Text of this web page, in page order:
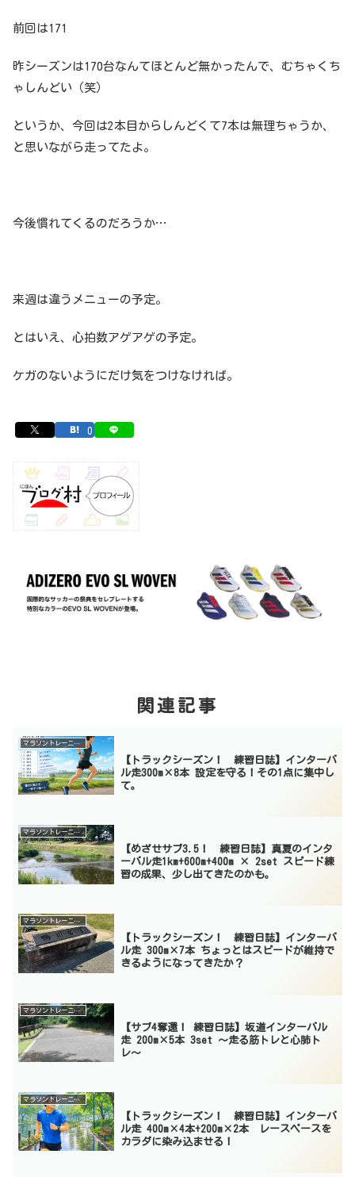
前回は171
昨シーズンは170台なんてほとんど無かったんで、むちゃくち
ゃしんどい（笑）
というか、今回は2本目からしんどくて7本は無理ちゃうか、
と思いながら走ってたよ。
今後慣れてくるのだろうか…
来週は違うメニューの予定。
とはいえ、心拍数アゲアゲの予定。
ケガのないようにだけ気をつけなければ。
0
関連記事
マラソントレーニング
【トラックシーズン！ 練習日誌】インターバ
ル走300m×8本 設定を守る！その1点に集中し
て。
マラソントレーニング
【めざせサブ3.5！ 練習日誌】真夏のインタ
ーバル走1km+600m+400m × 2set スピード練
習の成果、少し出てきたのかも。
マラソントレーニング
【トラックシーズン！ 練習日誌】インターバ
ル走 300m×7本 ちょっとはスピードが維持で
きるようになってきたか？
マラソントレーニング
【サブ4奪還！ 練習日誌】坂道インターバル
走 200m×5本 3set 〜走る筋トレと心肺ト
レ〜
マラソントレーニング
【トラックシーズン！ 練習日誌】インターバ
ル走 400m×4本+200m×2本 レースペースを
カラダに染み込ませる！